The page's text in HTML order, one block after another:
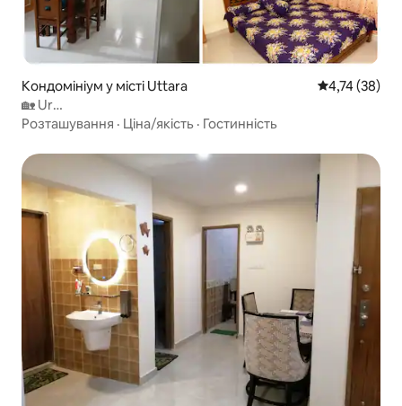
Кондомініум у місті Uttara Середня
4,74 (38)
🏡 Ur
Homestay®Аеропорт+Кондиціонер+Охорона+Ліфт+Wi-
Розташування · Ціна/якість · Гостинність